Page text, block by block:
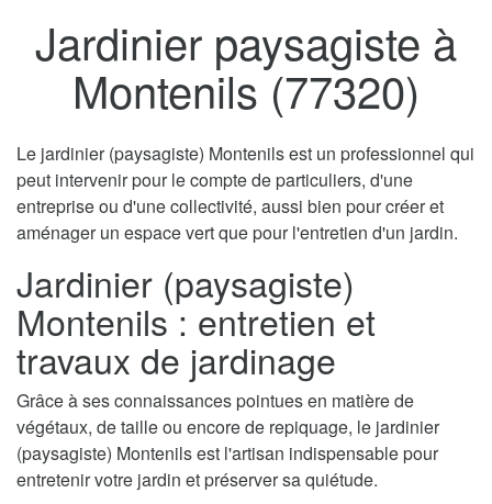
Jardinier paysagiste à
Montenils (77320)
Le jardinier (paysagiste) Montenils est un professionnel qui
peut intervenir pour le compte de particuliers, d'une
entreprise ou d'une collectivité, aussi bien pour créer et
aménager un espace vert que pour l'entretien d'un jardin.
Jardinier (paysagiste)
Montenils : entretien et
travaux de jardinage
Grâce à ses connaissances pointues en matière de
végétaux, de taille ou encore de repiquage, le jardinier
(paysagiste) Montenils est l'artisan indispensable pour
entretenir votre jardin et préserver sa quiétude.